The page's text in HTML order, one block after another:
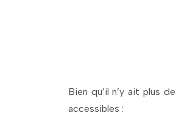
Bien qu’il n’y ait plus
accessibles :